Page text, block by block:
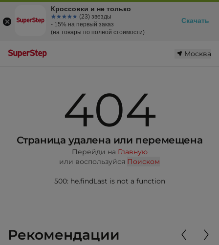
Москва
404
Страница удалена или перемещена
Перейди на Главную
или воспользуйся Поиском
500: he.findLast is not a function
Рекомендации
Кроссовки и не только
☆☆☆☆☆
★★★★★ (23) звезды
- 15% на первый заказ
(на товары по полной стоимости)
Скачать